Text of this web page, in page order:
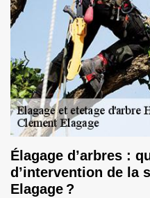
Élagage d’arbres :
d’intervention de la
Elagage ?